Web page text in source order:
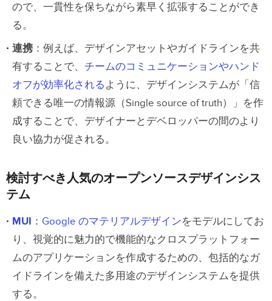
ので、一貫性を保ちながら素早く拡張することができ
る。
連携 ：例えば、デザインアセットやガイドラインを共
有することで、 チームのコミュニケーションやハンド
オフが効率化される ように、デザインシステムが「信
頼できる唯一の情報源（Single source of truth）」を作
成することで、デザイナーとデベロッパーの間のより
良い協力が促される。
検討すべき人気のオープンソースデザインシス
テム
MUI ： Google のマテリアルデザインをモデルにしてお
り、視覚的に魅力的で機能的なクロスプラットフォー
ムのアプリケーションを作成するための、包括的なガ
イドラインを備えた多用途のデザインシステムを提供
する。